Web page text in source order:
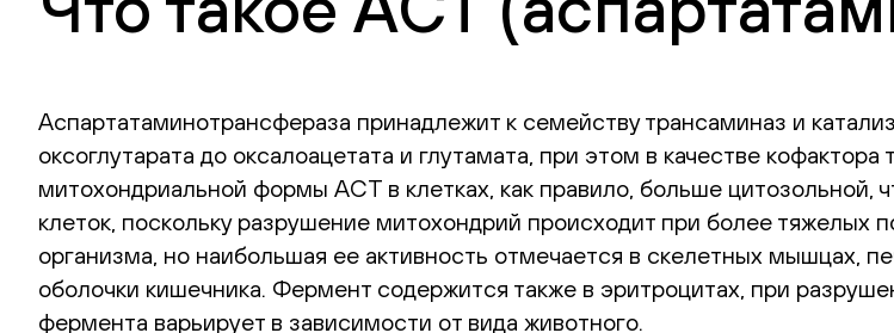
Аспартатаминотрансфераза принадлежит к семейству трансаминаз и
оксоглутарата до оксалоацетата и глутамата, при этом в качестве
митохондриальной формы АСТ в клетках, как правило, больше цитозольной,
клеток, поскольку разрушение митохондрий происходит при более тяжелых
организма, но наибольшая ее активность отмечается в скелетных мышцах,
оболочки кишечника. Фермент содержится также в эритроцитах, при
фермента варьирует в зависимости от вида животного.